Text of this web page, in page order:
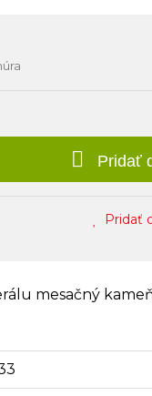
Pridať
Pridať
mesačný